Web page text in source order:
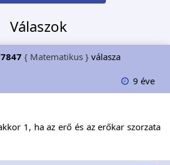
Válaszok
{ Matematikus } válasza
9 éve
1, ha az erő és az erőkar szorzata